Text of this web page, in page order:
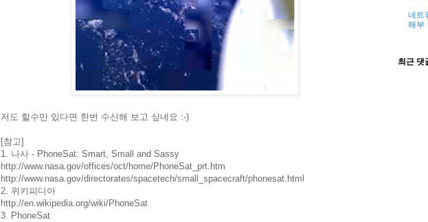
저도 할수만 있다면 한번 수신해 보고 싶네요 :-)
[참고]
1. 나사 - PhoneSat: Smart, Small and Sassy
http://www.nasa.gov/offices/oct/home/PhoneSat_prt.htm
http://www.nasa.gov/directorates/spacetech/small_spacecraft/phonesat.html
2. 위키피디아
http://en.wikipedia.org/wiki/PhoneSat
3. PhoneSat
네트
해부
최근 댓